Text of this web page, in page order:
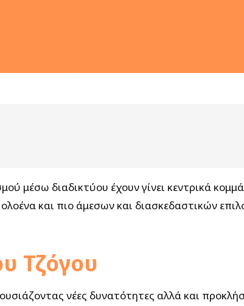
μέσω διαδικτύου έχουν γίνει κεντρικά
και πιο άμεσων και διασκεδαστικών
Τζόγου
νέες δυνατότητες αλλά και